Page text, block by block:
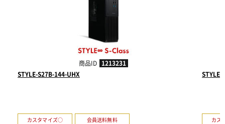
商品ID 1213231
STYLE-S27B-144-UHX
カスタマイズ○ 会員送料無料
STYLE-
カス